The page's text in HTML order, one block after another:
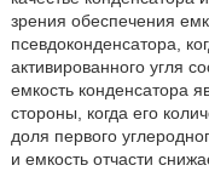
зрения обеспечения
псевдоконденсатора,
активированного угля
емкость конденсатора
стороны, когда его
доля первого
и емкость отчасти